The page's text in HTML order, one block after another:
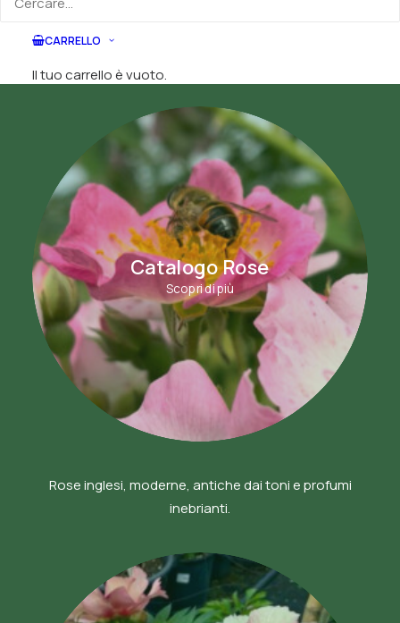
CARRELLO
Il tuo carrello è vuoto.
Catalogo Rose
Scopri di più
Rose inglesi, moderne, antiche dai toni e profumi
inebrianti.